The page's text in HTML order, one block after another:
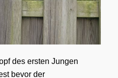
des ersten Jungen
bevor der